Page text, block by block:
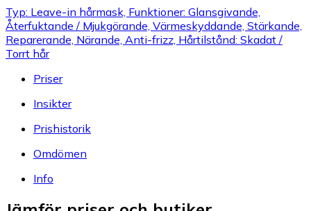
Typ: Leave-in hårmask, Funktioner: Glansgivande,
Återfuktande / Mjukgörande, Värmeskyddande, Stärkande,
Reparerande, Närande, Anti-frizz, Hårtilstånd: Skadat /
Torrt hår
Priser
Insikter
Prishistorik
Omdömen
Info